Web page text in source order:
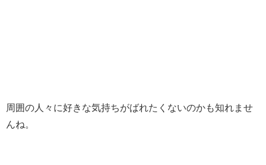
周囲の人々に好きな気持ちがばれたくないのかも知れませ
んね。